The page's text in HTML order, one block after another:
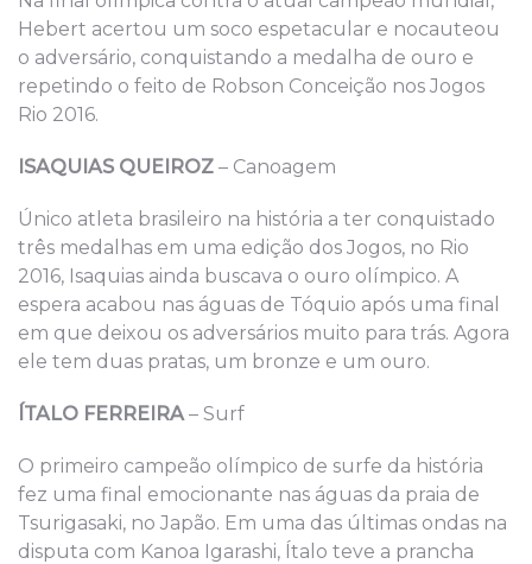
Hebert acertou um soco espetacular e nocauteou
o adversário, conquistando a medalha de ouro e
repetindo o feito de Robson Conceição nos Jogos
Rio 2016.
ISAQUIAS QUEIROZ – Canoagem
Único atleta brasileiro na história a ter conquistado
três medalhas em uma edição dos Jogos, no Rio
2016, Isaquias ainda buscava o ouro olímpico. A
espera acabou nas águas de Tóquio após uma final
em que deixou os adversários muito para trás. Agora
ele tem duas pratas, um bronze e um ouro.
ÍTALO FERREIRA – Surf
O primeiro campeão olímpico de surfe da história
fez uma final emocionante nas águas da praia de
Tsurigasaki, no Japão. Em uma das últimas ondas na
disputa com Kanoa Igarashi, Ítalo teve a prancha